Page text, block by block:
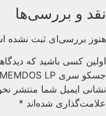
نقد و بررسی‌ها
هنوز بررسی‌ای ثبت نشده
اولین کسی باشید که
جسکو سری MEMDOS LP”
نشانی ایمیل شما منتشر
علامت‌گذاری شده‌اند *